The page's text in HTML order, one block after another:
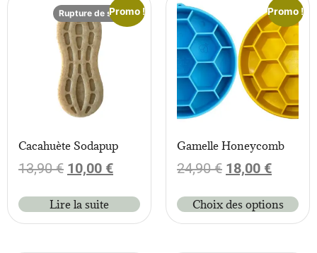
Promo !
Rupture de stock
Cacahuète Sodapup
13,90€ 10,00 €
Lire la suite
Promo !
Gamelle Honeycomb
24,90€ 18,00 €
Choix des options